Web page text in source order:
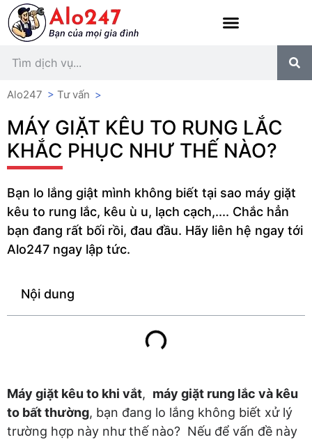
Alo247 > Tư vấn >
MÁY GIẶT KÊU TO RUNG LẮC
KHẮC PHỤC NHƯ THẾ NÀO?
Bạn lo lắng giật mình không biết tại sao máy giặt
kêu to rung lắc, kêu ù u, lạch cạch,.... Chắc hẳn
bạn đang rất bối rồi, đau đầu. Hãy liên hệ ngay tới
Alo247 ngay lập tức.
Nội dung
Máy giặt kêu to khi vắt, máy giặt rung lắc và kêu
to bất thường, bạn đang lo lắng không biết xử lý
trường hợp này như thế nào? Nếu để vấn đề này